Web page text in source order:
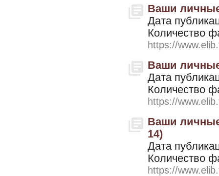
Ваши
Дата
Количество
https://
Ваши
Дата
Количество
https://
Ваши
14)
Дата
Количество
https://